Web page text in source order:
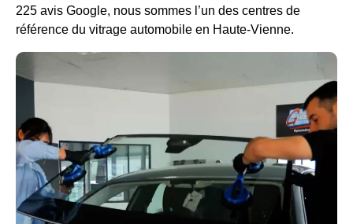
225 avis Google, nous sommes l’un des centres de
référence du vitrage automobile en Haute-Vienne.